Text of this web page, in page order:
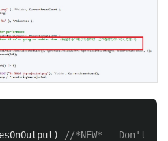
) //*NEW* - Don't do